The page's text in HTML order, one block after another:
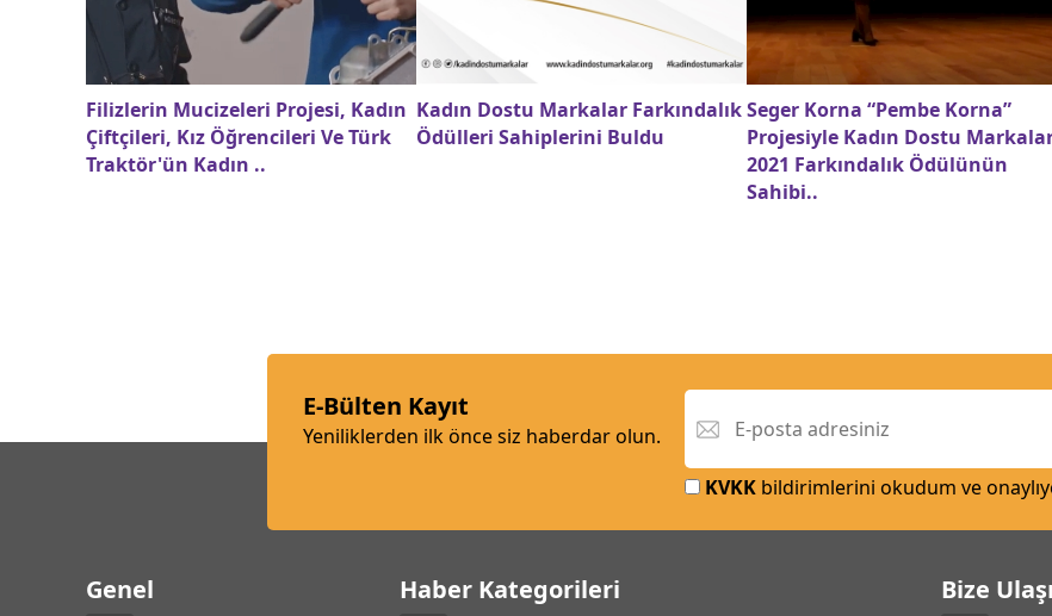
Filizlerin Mucizeleri Projesi, Kadın
Çiftçileri, Kız Öğrencileri Ve Türk
Traktör'ün Kadın ..
Kadın Dostu Markalar Farkındalık
Ödülleri Sahiplerini Buldu
Seger Korna “Pembe Korna”
Projesiyle Kadın Dostu
2021 Farkındalık Ödülünün
Sahibi..
E-Bülten Kayıt
Yeniliklerden ilk önce siz haberdar olun.
KVKKbildirimlerini okudum ve
Genel Haber Kategorileri Bize